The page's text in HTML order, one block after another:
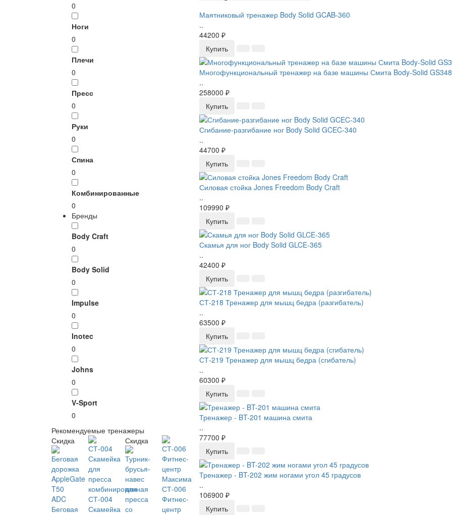
0
Ноги
0
Плечи
0
Пресс
0
Руки
0
Спина
0
Комбинированные
0
Бренды
Body Craft
0
Body Solid
0
Impulse
0
Inotec
0
Johns
0
V-Sport
0
Рекомендуемые тренажеры
Скидка
Беговая
СТ-004
Скамейка
Скидка
СТ-006
Фитнес-
центр
Маятниковый тренажер Body Solid GCAB-360
..
44200 ₽
Купить
Многофункциональный тренажер на базе машины Смита Body-Solid
..
258000 ₽
Купить
Сгибание-разгибание ног Body Solid GCEC-340
..
44700 ₽
Купить
Силовая стойка Jones Freedom Body Craft
..
109990 ₽
Купить
Скамья для ног Body Solid GLCE-365
..
42400 ₽
Купить
СТ-218 Тренажер для мышц бедра (разгибатель)
..
63500 ₽
Купить
СТ-219 Тренажер для мышц бедра (сгибатель)
..
60300 ₽
Купить
Тренажер - BT-201 машина смита
..
77700 ₽
Купить
Тренажер - BT-202 жим ногами угол 45 градусов
..
106900 ₽
Купить